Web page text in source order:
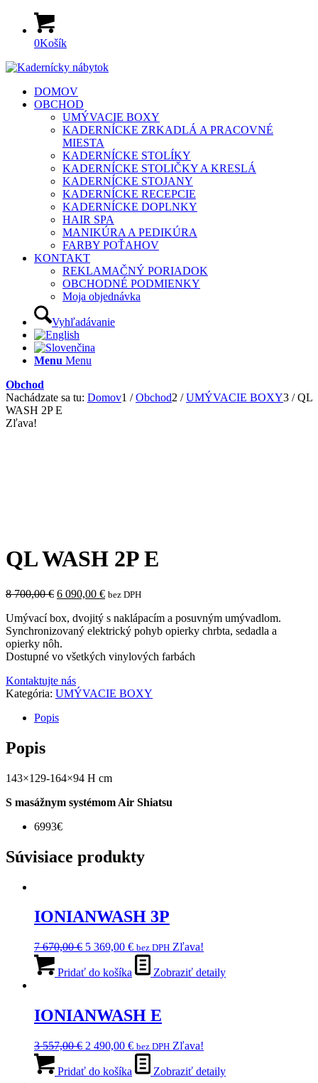
0Košík
DOMOV
OBCHOD
UMÝVACIE BOXY
KADERNÍCKE ZRKADLÁ A PRACOVNÉ
MIESTA
KADERNÍCKE STOLÍKY
KADERNÍCKE STOLIČKY A KRESLÁ
KADERNÍCKE STOJANY
KADERNÍCKE RECEPCIE
KADERNÍCKE DOPLNKY
HAIR SPA
MANIKÚRA A PEDIKÚRA
FARBY POŤAHOV
KONTAKT
REKLAMAČNÝ PORIADOK
OBCHODNÉ PODMIENKY
Moja objednávka
Vyhľadávanie
Menu Menu
Obchod
Nachádzate sa tu: Domov1 / Obchod2 / UMÝVACIE BOXY3 / QL
WASH 2P E
Zľava!
QL WASH 2P E
8 700,00€ Pôvodná
bola:
8
700,00 €.
6 090,00 €Aktuálna
je:
6
bez DPH
Umývací box, dvojitý s naklápacím a posuvným umývadlom.
Synchronizovaný elektrický pohyb opierky chrbta, sedadla a
opierky nôh.
Dostupné vo všetkých vinylových farbách
Kontaktujte nás
Kategória: UMÝVACIE BOXY
Popis
Popis
143×129-164×94 H cm
S masážnym systémom Air Shiatsu
6993€
Súvisiace produkty
IONIANWASH 3P
7 670,00€ Pôvodná
bola:
5 369,00 €Aktuálna
cena
je:
bez DPH Zľava!
Pridať do košíka Zobraziť detaily
IONIANWASH E
3 557,00€ Pôvodná
bola:
2 490,00 €Aktuálna
cena
je:
bez DPH Zľava!
Pridať do košíka Zobraziť detaily